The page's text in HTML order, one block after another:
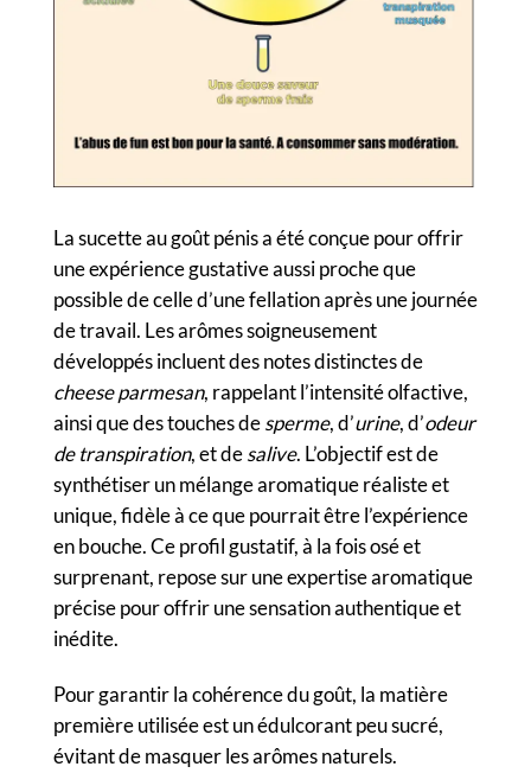
La sucette au goût pénis a été conçue pour offrir
une expérience gustative aussi proche que
possible de celle d’une fellation après une journée
de travail. Les arômes soigneusement
développés incluent des notes distinctes de
cheese parmesan, rappelant l’intensité olfactive,
ainsi que des touches desperme, d’urine, d’odeur
de transpiration, et desalive. L’objectif est de
synthétiser un mélange aromatique réaliste et
unique, fidèle à ce que pourrait être l’expérience
en bouche. Ce profil gustatif, à la fois osé et
surprenant, repose sur une expertise aromatique
précise pour offrir une sensation authentique et
inédite.
Pour garantir la cohérence du goût, la matière
première utilisée est un édulcorant peu sucré,
évitant de masquer les arômes naturels.